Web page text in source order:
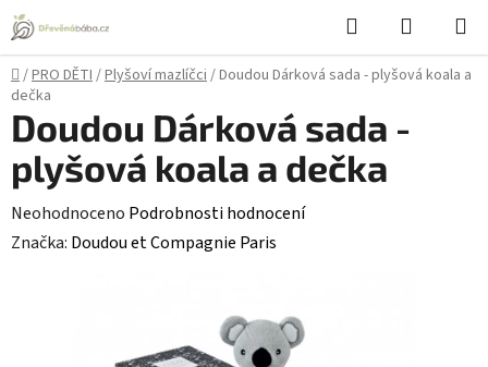
Přejít
na
obsah
Hledat
KOŠÍK
Domů
/PRO DĚTI/Plyšoví mazlíčci/Doudou Dárková sada - plyšová koala a
dečka
Doudou Dárková sada -
plyšová koala a dečka
Průměrné
hodnocení
Neohodnoceno Podrobnosti hodnocení
Značka: Doudou et Compagnie Paris